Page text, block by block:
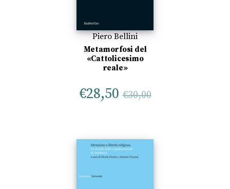
Piero Bellini
Metamorfosi del
«Cattolicesimo
reale»
€28,50 €30,00